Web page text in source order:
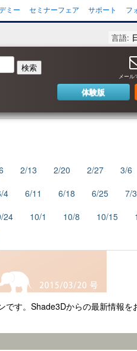
ミー セミナーフェア サポート フ
言語:
検索
入について
の購入
体験版
メール
2/13 2/20 2/27 3/6
4 6/11 6/18 6/25 7/3
24 10/1 10/8 10/15
す。Shade3Dからの最新情報を